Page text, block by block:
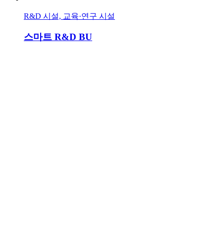
R&D 시설, 교육·연구 시설
스마트 R&D BU